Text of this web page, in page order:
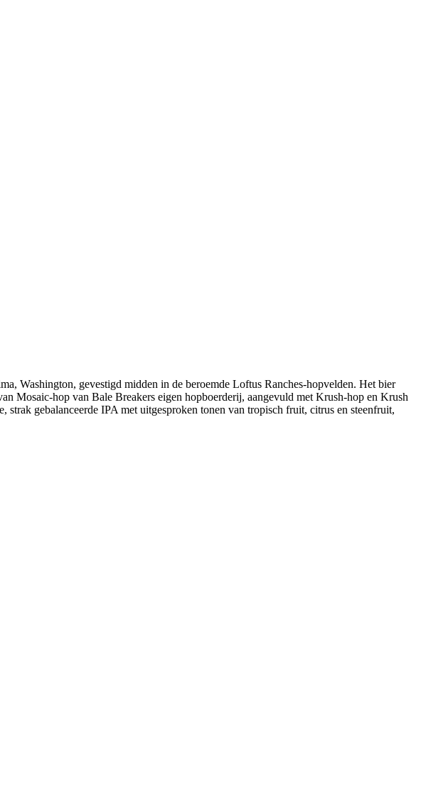
Washington, gevestigd midden in de beroemde Loftus Ranches-hopvelden. Het bier
Mosaic-hop van Bale Breakers eigen hopboerderij, aangevuld met Krush-hop en Krush
gebalanceerde IPA met uitgesproken tonen van tropisch fruit, citrus en steenfruit,